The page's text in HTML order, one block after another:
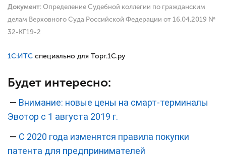
Документ:Определение Судебной коллегии по гражданским
делам Верховного Суда Российской Федерации от 16.04.2019 №
32-КГ19-2
1С:ИТС специально для Торг.1С.ру
Будет интересно:
— Внимание: новые цены на смарт-терминалы
Эвотор с 1 августа 2019 г.
— С 2020 года изменятся правила покупки
патента для предпринимателей